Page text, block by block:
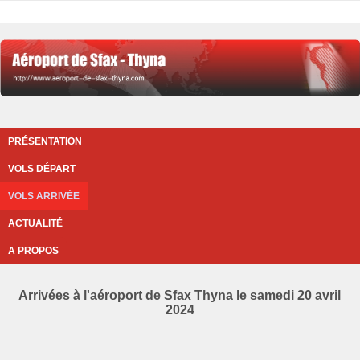
PRÉSENTATION
VOLS DÉPART
VOLS ARRIVÉE
ACTUALITÉ
A PROPOS
Arrivées à l'aéroport de Sfax Thyna le samedi 20 avril
2024